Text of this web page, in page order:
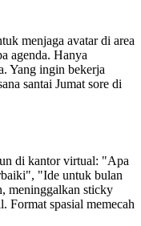
menjaga avatar di area
agenda. Hanya
Yang ingin bekerja
santai Jumat sore di
di kantor virtual: "Apa
"Ide untuk bulan
meninggalkan sticky
Format spasial memecah